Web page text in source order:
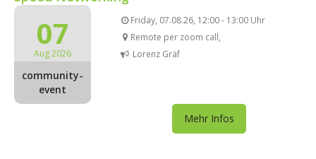
07
Aug 2026
community-
event
Friday, 07.08.26, 12:00 - 13:00 Uhr
Remote per zoom call,
Lorenz Gräf
Mehr Infos